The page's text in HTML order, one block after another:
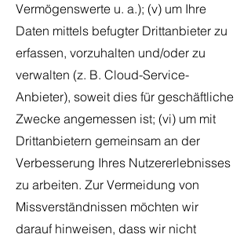
Vermögenswerte u. a.); (v) um Ihre
Daten mittels befugter Drittanbieter zu
erfassen, vorzuhalten und/oder zu
verwalten (z. B. Cloud-Service-
Anbieter), soweit dies für geschäftliche
Zwecke angemessen ist; (vi) um mit
Drittanbietern gemeinsam an der
Verbesserung Ihres Nutzererlebnisses
zu arbeiten. Zur Vermeidung von
Missverständnissen möchten wir
darauf hinweisen, dass wir nicht